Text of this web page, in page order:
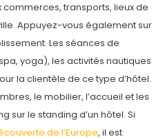
transports, lieux de
Appuyez-vous également sur
Les séances de
yoga), les activités nautiques
la clientèle de ce type d’hôtel.
le mobilier, l’accueil et les
sur le standing d’un hôtel. Si
de l’Europe, il est